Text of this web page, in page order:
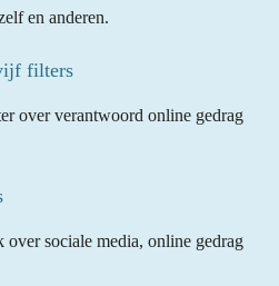
en anderen.
filters
over verantwoord online gedrag
over sociale media, online gedrag